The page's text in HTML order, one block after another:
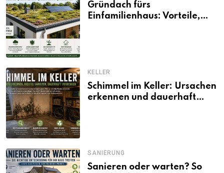
Gründach fürs
Einfamilienhaus: Vorteile,
KELLER
Schimmel im Keller: Ursachen
erkennen und dauerhaft
SANIERUNG
Sanieren oder warten? So